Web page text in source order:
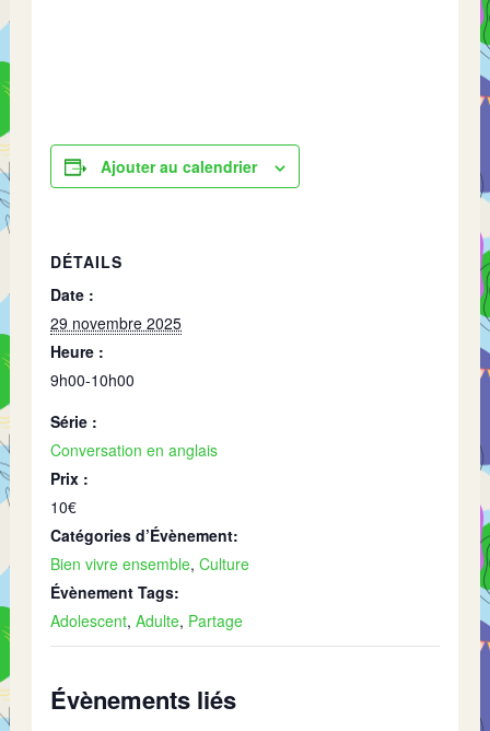
Ajouter au calendrier
DÉTAILS
Date :
29 novembre 2025
Heure :
9h00-10h00
Série :
Conversation en anglais
Prix :
10€
Catégories d’Évènement:
Bien vivre ensemble,Culture
Évènement Tags:
Adolescent,Adulte, Partage
Évènements liés